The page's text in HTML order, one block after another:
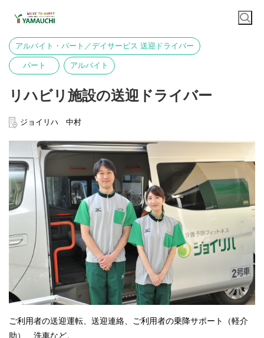
アルバイト・パート／デイサービス 送迎ドライバー
パート アルバイト
リハビリ施設の送迎ドライバー
ジョイリハ 中村
ご利用者の送迎運転、送迎連絡、ご利用者の乗降サポート（軽介
助）、洗車など。